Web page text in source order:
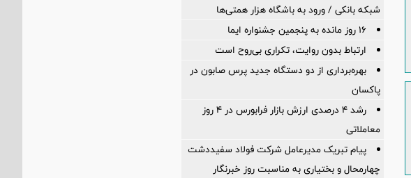
شبکه بانکی / ورود به باشگاه هزار همتی‌ها
16 روز مانده به پنجمین جشنواره ایما
ارتباط بدون روایت، تکراری بی‌روح است
بهره‌برداری از دو دستگاه جدید پرس صابون در
پاكسان
رشد ۴ درصدی ارزش بازار فرابورس در ۴ روز
معاملاتی
پیام تبریک مدیرعامل شرکت فولاد سفیددشت
چهارمحال و بختیاری به مناسبت روز خبرنگار